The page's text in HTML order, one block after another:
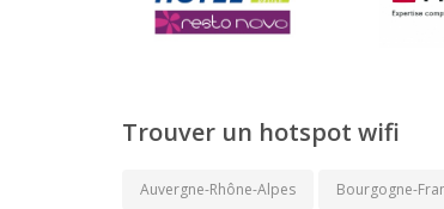
Trouver un hotspot wifi
Auvergne-Rhône-Alpes Bourgogne-